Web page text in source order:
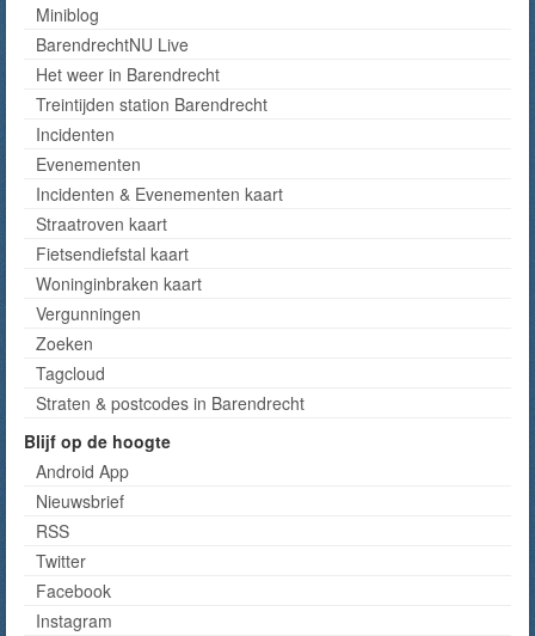
Miniblog
BarendrechtNU Live
Het weer in Barendrecht
Treintijden station Barendrecht
Incidenten
Evenementen
Incidenten & Evenementen kaart
Straatroven kaart
Fietsendiefstal kaart
Woninginbraken kaart
Vergunningen
Zoeken
Tagcloud
Straten & postcodes in Barendrecht
Blijf op de hoogte
Android App
Nieuwsbrief
RSS
Twitter
Facebook
Instagram